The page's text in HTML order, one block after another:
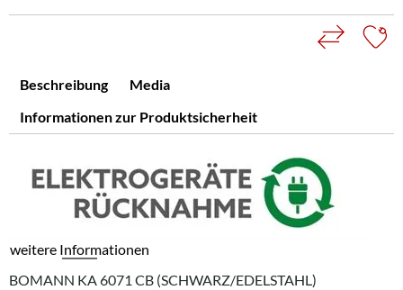
Beschreibung
Media
Informationen zur Produktsicherheit
weitere Informationen
BOMANN KA 6071 CB (SCHWARZ/EDELSTAHL)